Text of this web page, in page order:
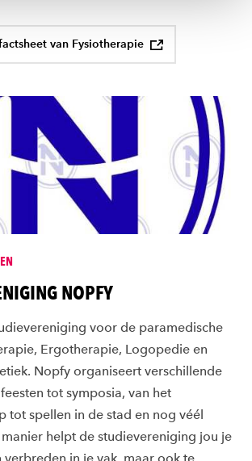
van Fysiotherapie
NOPFY
voor de paramedische
Ergotherapie, Logopedie en
Nopfy organiseert verschillende
tot symposia, van het
tot spellen in de stad en nog véél
helpt de studievereniging jou je